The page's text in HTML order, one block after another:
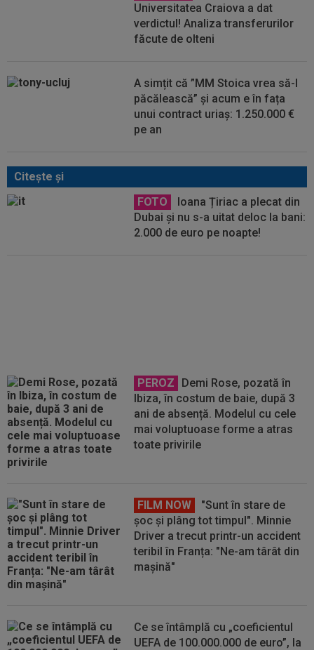
Universitatea Craiova a dat
verdictul! Analiza transferurilor
făcute de olteni
A simțit că ”MM Stoica vrea să-l
păcălească” și acum e în fața
unui contract uriaș: 1.250.000 €
pe an
Citeşte şi
FOTO
Ioana Țiriac a plecat din
Dubai și nu s-a uitat deloc la bani:
2.000 de euro pe noapte!
PEROZ
Demi Rose, pozată în
Ibiza, în costum de baie, după 3
ani de absență. Modelul cu cele
mai voluptuoase forme a atras
toate privirile
FILM NOW
"Sunt în stare de
șoc și plâng tot timpul". Minnie
Driver a trecut printr-un accident
teribil în Franța: "Ne-am târât din
mașină"
Ce se întâmplă cu „coeficientul
UEFA de 100.000.000 de euro”, la